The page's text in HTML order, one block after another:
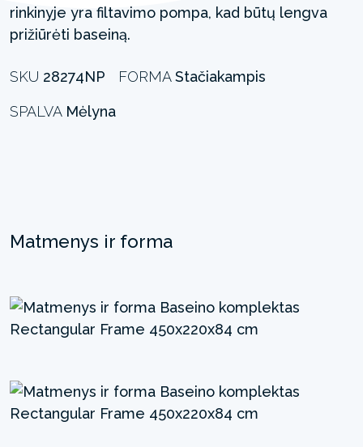
rinkinyje yra filtavimo pompa, kad būtų lengva
prižiūrėti baseiną.
SKU 28274NP FORMAStačiakampis
SPALVA Mėlyna
Matmenys ir forma